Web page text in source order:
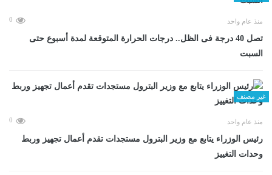
منذ عام واحد 0
تصل 40 درجة فى الظل.. درجات الحرارة المتوقعة لمدة أسبوع حتى
السبت
غير مصنف
منذ عام واحد 0
رئيس الوزراء يتابع مع وزير البترول مستجدات تقدم أعمال تجهيز وربط
وحدات التغييز